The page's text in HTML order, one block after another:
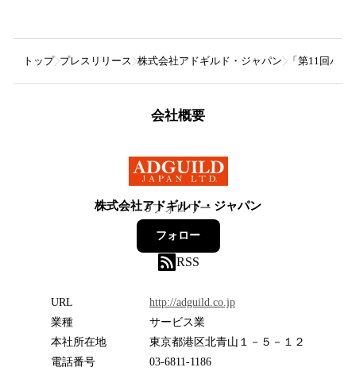
トップ プレスリリース 株式会社アドギルド・ジャパン 「第11回パ
会社概要
株式会社アドギルド・ジャパン
9フォロワー
フォロー
RSS
URL
http://adguild.co.jp
業種
サービス業
本社所在地
東京都港区北青山１－５－１２
電話番号
03-6811-1186